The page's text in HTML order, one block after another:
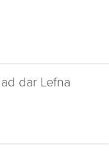
dar Lefna